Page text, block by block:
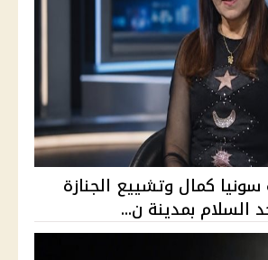
سونيا كمال وتشييع الجنازة
السلام بمدينة ن...